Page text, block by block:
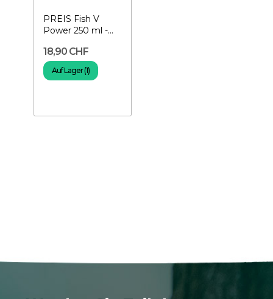
PREIS Fish V
Power 250 ml -
Fische
18,90 CHF
Auf Lager (1)